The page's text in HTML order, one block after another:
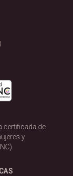
certificada de
y